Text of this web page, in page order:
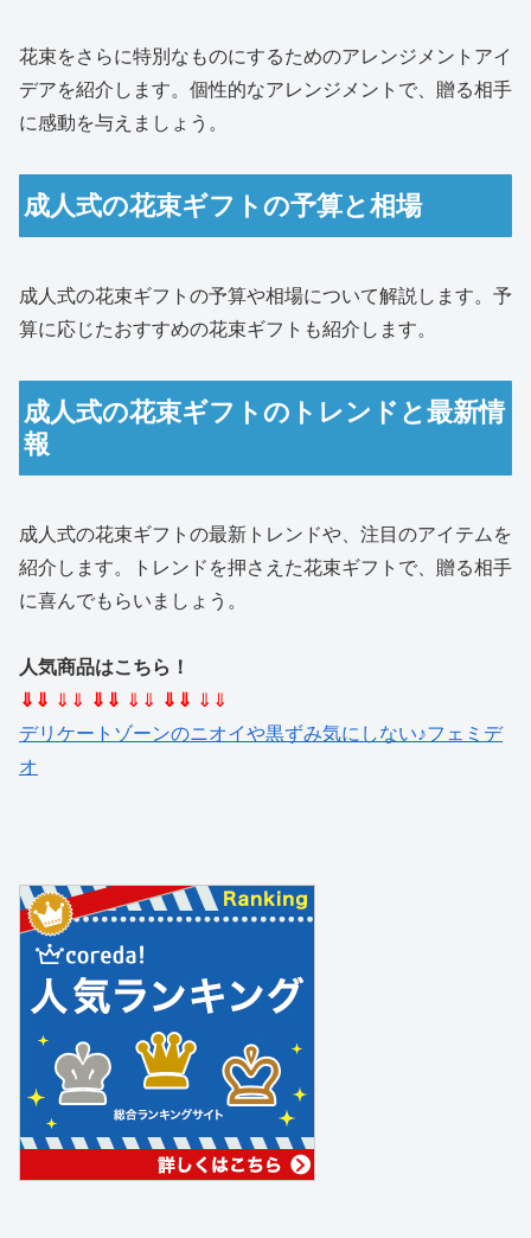
花束をさらに特別なものにするためのアレンジメントアイ
デアを紹介します。個性的なアレンジメントで、贈る相手
に感動を与えましょう。
成人式の花束ギフトの予算と相場
成人式の花束ギフトの予算や相場について解説します。予
算に応じたおすすめの花束ギフトも紹介します。
成人式の花束ギフトのトレンドと最新情
報
成人式の花束ギフトの最新トレンドや、注目のアイテムを
紹介します。トレンドを押さえた花束ギフトで、贈る相手
に喜んでもらいましょう。
人気商品はこちら！
⇓⇓ ⇓⇓ ⇓⇓ ⇓⇓ ⇓⇓ ⇓⇓
デリケートゾーンのニオイや黒ずみ気にしない♪フェミデ
オ